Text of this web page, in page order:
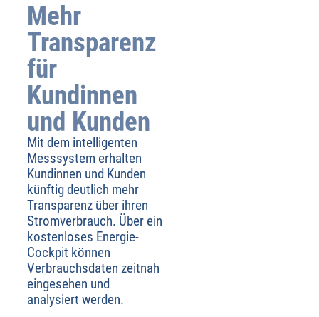
Mehr
Transparenz
für
Kundinnen
und Kunden
Mit dem intelligenten
Messsystem erhalten
Kundinnen und Kunden
künftig deutlich mehr
Transparenz über ihren
Stromverbrauch. Über ein
kostenloses Energie-
Cockpit können
Verbrauchsdaten zeitnah
eingesehen und
analysiert werden.